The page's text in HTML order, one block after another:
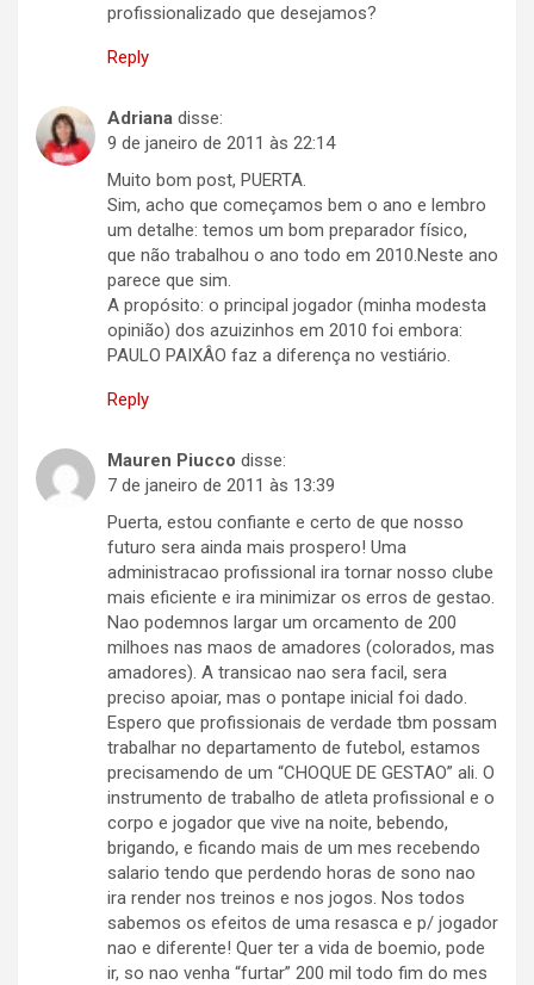
profissionalizado que desejamos?
Reply
Adriana disse:
9 de janeiro de 2011 às 22:14
Muito bom post, PUERTA.
Sim, acho que começamos bem o ano e lembro
um detalhe: temos um bom preparador físico,
que não trabalhou o ano todo em 2010.Neste ano
parece que sim.
A propósito: o principal jogador (minha modesta
opinião) dos azuizinhos em 2010 foi embora:
PAULO PAIXÂO faz a diferença no vestiário.
Reply
Mauren Piucco disse:
7 de janeiro de 2011 às 13:39
Puerta, estou confiante e certo de que nosso
futuro sera ainda mais prospero! Uma
administracao profissional ira tornar nosso clube
mais eficiente e ira minimizar os erros de gestao.
Nao podemnos largar um orcamento de 200
milhoes nas maos de amadores (colorados, mas
amadores). A transicao nao sera facil, sera
preciso apoiar, mas o pontape inicial foi dado.
Espero que profissionais de verdade tbm possam
trabalhar no departamento de futebol, estamos
precisamendo de um “CHOQUE DE GESTAO” ali. O
instrumento de trabalho de atleta profissional e o
corpo e jogador que vive na noite, bebendo,
brigando, e ficando mais de um mes recebendo
salario tendo que perdendo horas de sono nao
ira render nos treinos e nos jogos. Nos todos
sabemos os efeitos de uma resasca e p/ jogador
nao e diferente! Quer ter a vida de boemio, pode
ir, so nao venha “furtar” 200 mil todo fim do mes